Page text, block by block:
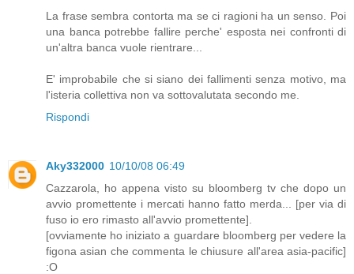
La frase sembra contorta ma se ci ragioni ha un senso. Poi
una banca potrebbe fallire perche' esposta nei confronti di
un'altra banca vuole rientrare...
E' improbabile che si siano dei fallimenti senza motivo, ma
l'isteria collettiva non va sottovalutata secondo me.
Rispondi
Aky332000 10/10/08 06:49
Cazzarola, ho appena visto su bloomberg tv che dopo un
avvio promettente i mercati hanno fatto merda... [per via di
fuso io ero rimasto all'avvio promettente].
[ovviamente ho iniziato a guardare bloomberg per vedere la
figona asian che commenta le chiusure all'area asia-pacific]
:O